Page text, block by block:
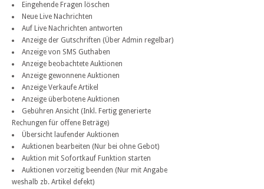
Eingehende Fragen löschen
Neue Live Nachrichten
Auf Live Nachrichten antworten
Anzeige der Gutschriften (Über Admin regelbar)
Anzeige von SMS Guthaben
Anzeige beobachtete Auktionen
Anzeige gewonnene Auktionen
Anzeige Verkaufe Artikel
Anzeige überbotene Auktionen
Gebühren Ansicht (Inkl. Fertig generierte
Rechungen für offene Beträge)
Übersicht laufender Auktionen
Auktionen bearbeiten (Nur bei ohne Gebot)
Auktion mit Sofortkauf Funktion starten
Auktionen vorzeitig beenden (Nur mit Angabe
weshalb zb. Artikel defekt)